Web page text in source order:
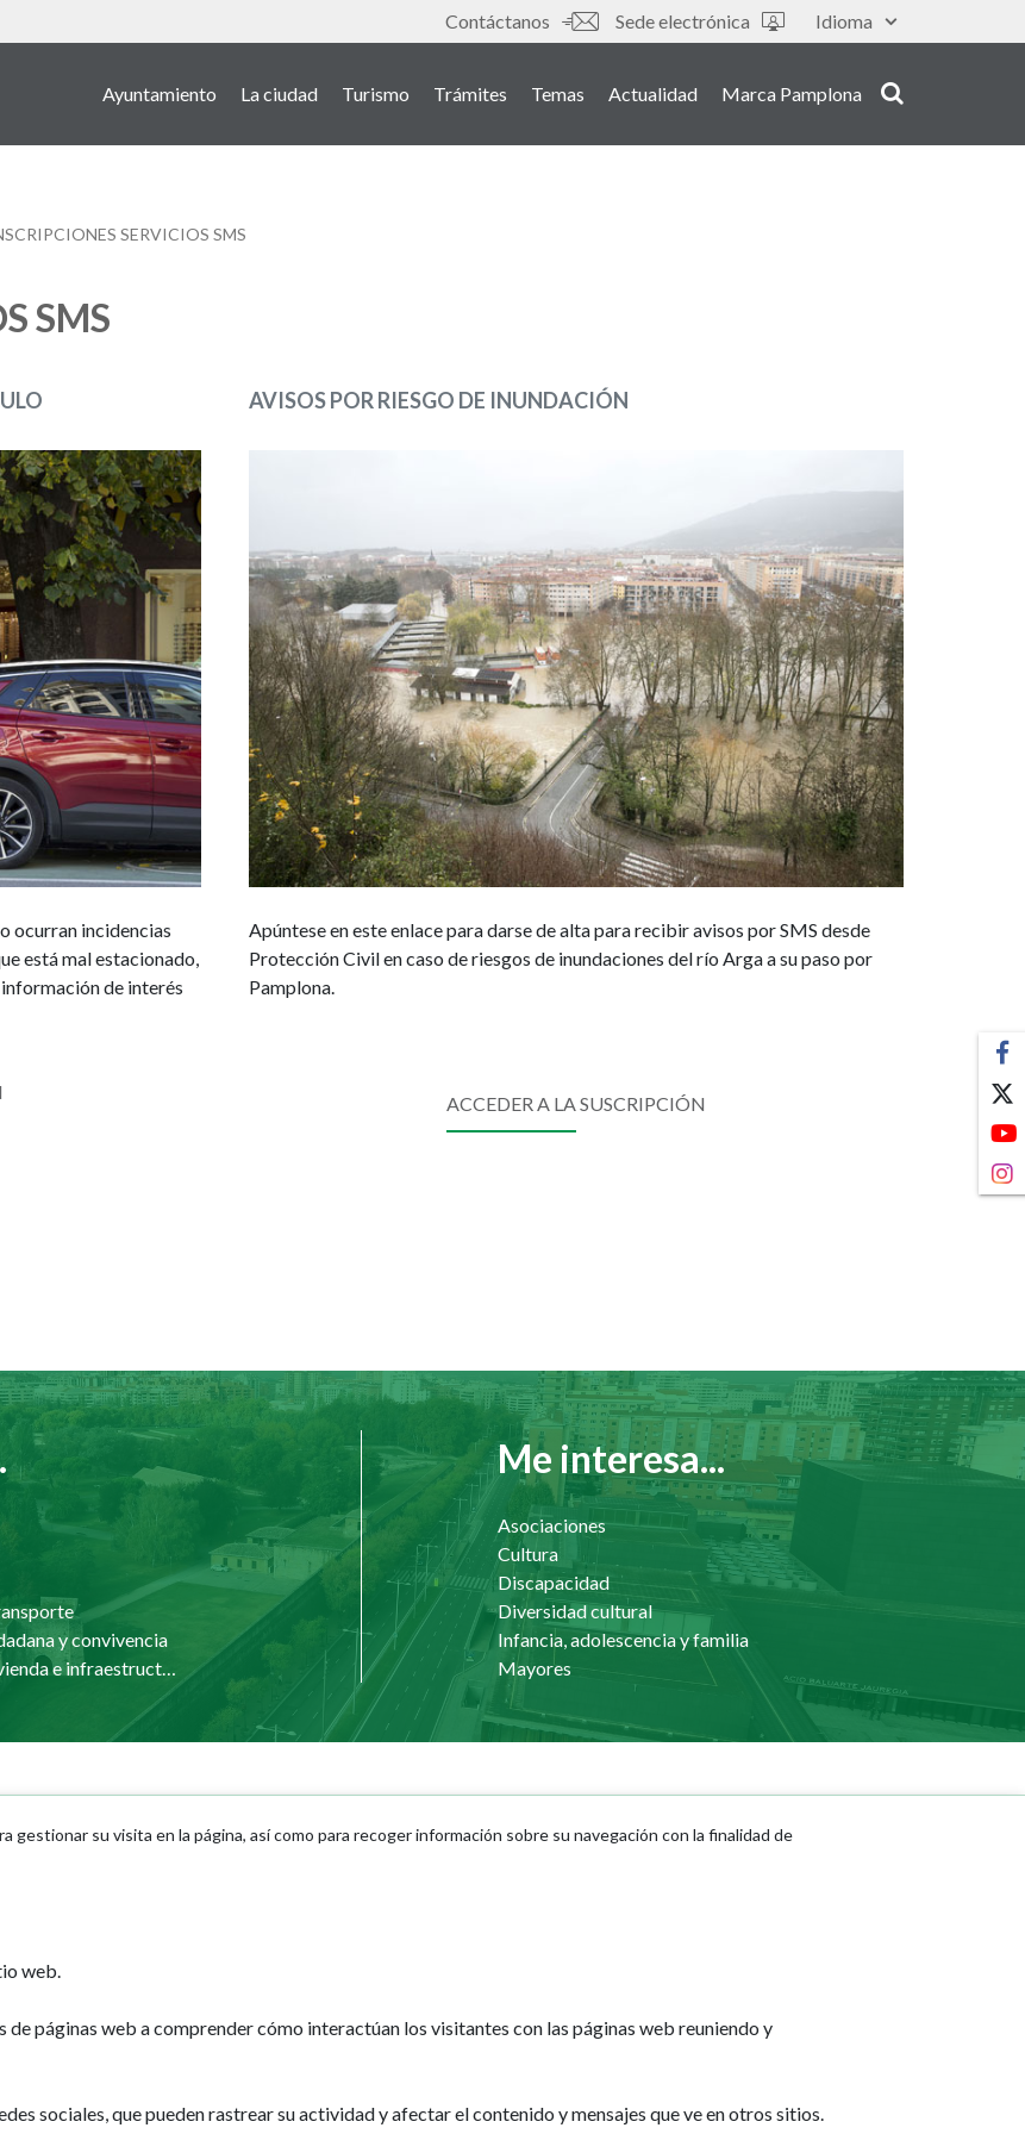
Idioma
Tools
Contáctanos Sede electrónica
Ayuntamiento La ciudad Turismo Trámites Temas Actualidad Marca Pamplona
SERVICIOS SMS
SMS
ocurran incidencias
está mal estacionado,
de interés
AVISOS POR RIESGO DE INUNDACIÓN
Apúntese en este enlace para darse de alta para recibir avisos por SMS desde
Protección Civil en caso de riesgos de inundaciones del río Arga a su paso por
Pamplona.
ACCEDER A LA SUSCRIPCIÓN
y convivencia
Urbanismo vivienda e infraestructuras
Me interesa...
Asociaciones
Cultura
Discapacidad
Diversidad cultural
Infancia, adolescencia y familia
Mayores
su visita en la página, así como para recoger información sobre su navegación con la finalidad de
web.
páginas web a comprender cómo interactúan los visitantes con las páginas web reuniendo y
sociales, que pueden rastrear su actividad y afectar el contenido y mensajes que ve en otros sitios.